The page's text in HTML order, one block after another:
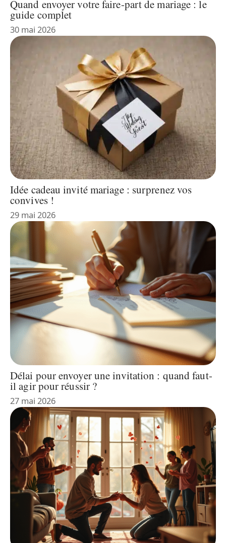
Quand envoyer votre faire-part de mariage : le
guide complet
30 mai 2026
Idée cadeau invité mariage : surprenez vos
convives !
29 mai 2026
Délai pour envoyer une invitation : quand faut-
il agir pour réussir ?
27 mai 2026